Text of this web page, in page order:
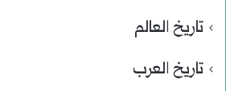
تاريخ العالم
تاريخ العرب